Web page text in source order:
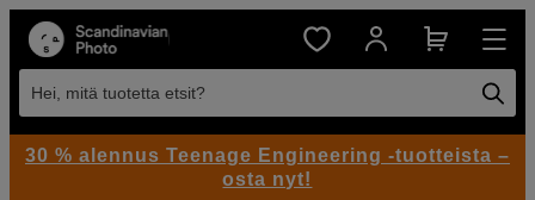
Hei, mitä tuotetta etsit?
30 % alennus Teenage Engineering -tuotteista –
osta nyt!